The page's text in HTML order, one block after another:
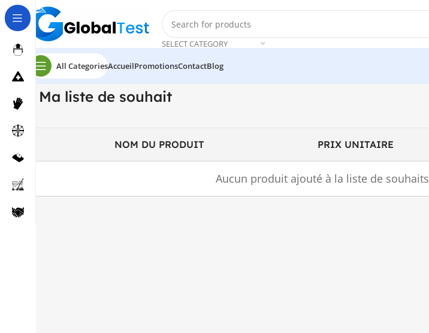
SELECT CATEGORY
All CategoriesAccueilPromotionsContactBlog
Ma liste de souhait
NOM DU PRODUIT PRIX UNITAIRE
Aucun produit ajouté à la liste de souhaits